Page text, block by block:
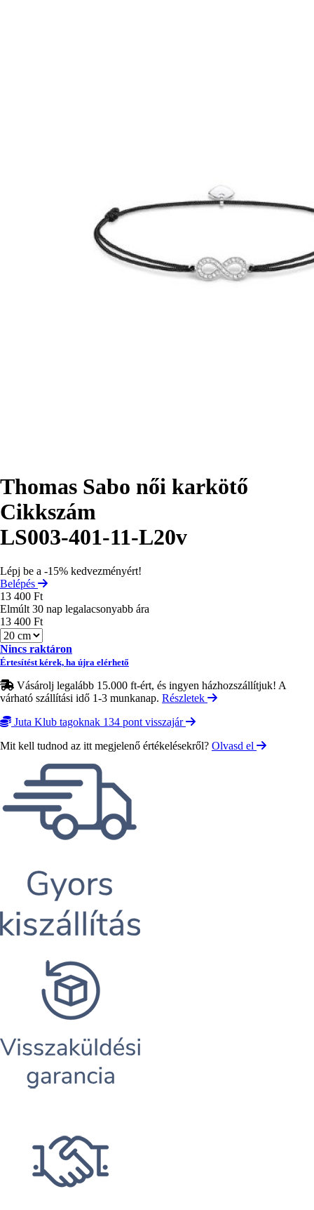
Thomas Sabo női karkötő
Cikkszám
LS003-401-11-L20v
Lépj be a -15% kedvezményért!
Belépés
13 400 Ft
Elmúlt 30 nap legalacsonyabb ára
13 400 Ft
Méret
Nincs raktáron
Értesítést kérek, ha újra elérhető
Vásárolj legalább 15.000 ft-ért, és ingyen házhozszállítjuk! A
várható szállítási idő 1-3 munkanap. Részletek
Juta Klub tagoknak 134 pont visszajár
Mit kell tudnod az itt megjelenő értékelésekről? Olvasd el